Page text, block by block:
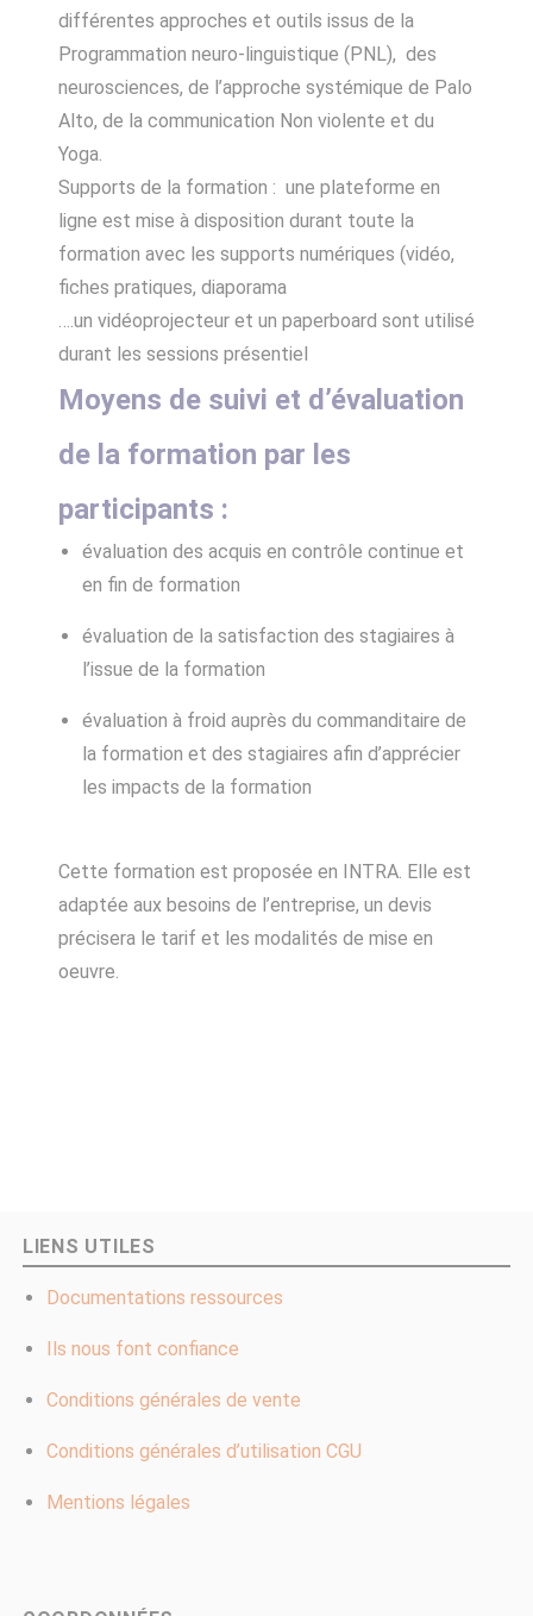
différentes approches et outils issus de la
Programmation neuro-linguistique (PNL), des
neurosciences, de l’approche systémique de Palo
Alto, de la communication Non violente et du
Yoga.
Supports de la formation : une plateforme en
ligne est mise à disposition durant toute la
formation avec les supports numériques (vidéo,
fiches pratiques, diaporama
….un vidéoprojecteur et un paperboard sont utilisé
durant les sessions présentiel
Moyens de suivi et d’évaluation
de la formation par les
participants :
évaluation des acquis en contrôle continue et
en fin de formation
évaluation de la satisfaction des stagiaires à
l’issue de la formation
évaluation à froid auprès du commanditaire de
la formation et des stagiaires afin d’apprécier
les impacts de la formation
Cette formation est proposée en INTRA. Elle est
adaptée aux besoins de l’entreprise, un devis
précisera le tarif et les modalités de mise en
oeuvre.
LIENS UTILES
Documentations ressources
Ils nous font confiance
Conditions générales de vente
Conditions générales d’utilisation CGU
Mentions légales